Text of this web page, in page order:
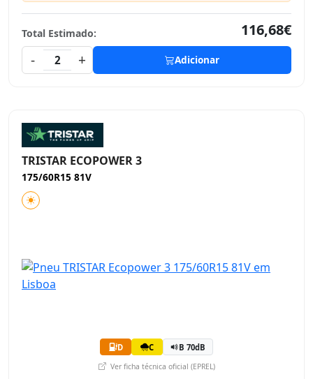
Total Estimado:
116,68€
-
2 + Adicionar
TRISTAR ECOPOWER 3
175/60R15 81V
D C B 70dB
Ver ficha técnica oficial (EPREL)